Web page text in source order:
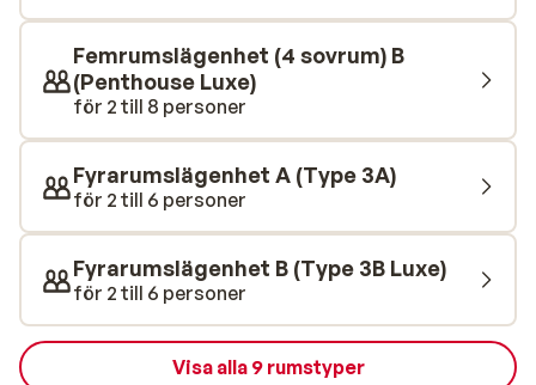
Femrumslägenhet (4 sovrum) B
(Penthouse Luxe)
för 2 till 8 personer
Fyrarumslägenhet A (Type 3A)
för 2 till 6 personer
Fyrarumslägenhet B (Type 3B Luxe)
för 2 till 6 personer
Visa alla 9 rumstyper